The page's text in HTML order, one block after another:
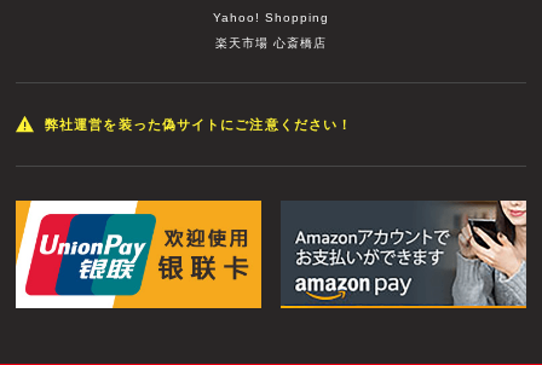
Yahoo! Shopping
楽天市場 心斎橋店
弊社運営を装った偽サイトにご注意ください！